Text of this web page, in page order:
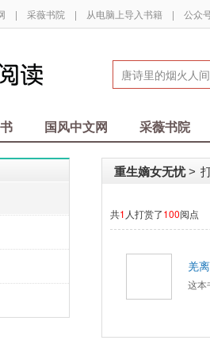
| 采薇书院 | 从电脑上导入书籍 | 公众
国风中文网 采薇书院
重生嫡女无忧 >
共1 人打赏了100阅点
羌离
这本